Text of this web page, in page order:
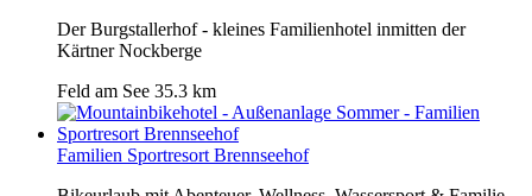
Der Burgstallerhof - kleines Familienhotel inmitten der
Kärtner Nockberge
Feld am See 35.3 km
Familien Sportresort Brennseehof